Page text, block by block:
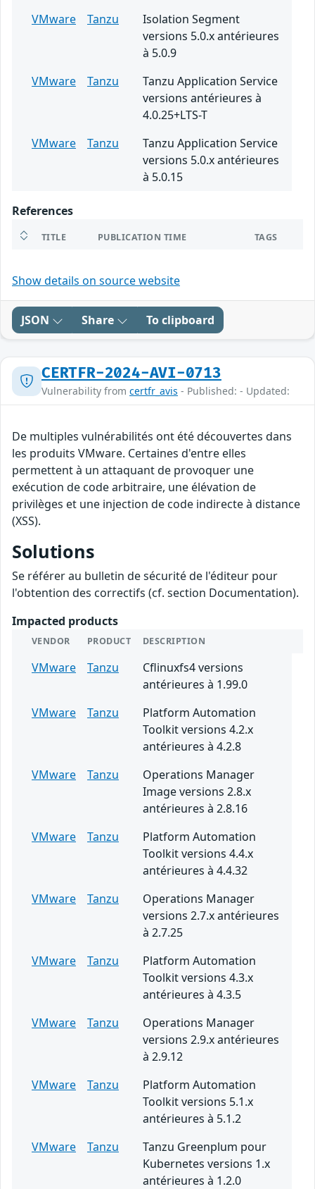
VMware
Tanzu
Isolation Segment
versions 5.0.x antérieures
à 5.0.9
VMware
Tanzu
Tanzu Application Service
versions antérieures à
4.0.25+LTS-T
VMware
Tanzu
Tanzu Application Service
versions 5.0.x antérieures
à 5.0.15
References
TITLE PUBLICATION TIME TAGS
Show details on source website
JSON Share To clipboard
CERTFR-2024-AVI-0713
Vulnerability from certfr_avis - Published: - Updated:
De multiples vulnérabilités ont été découvertes dans
les produits VMware. Certaines d'entre elles
permettent à un attaquant de provoquer une
exécution de code arbitraire, une élévation de
privilèges et une injection de code indirecte à distance
(XSS).
Solutions
Se référer au bulletin de sécurité de l'éditeur pour
l'obtention des correctifs (cf. section Documentation).
Impacted products
VENDOR PRODUCT DESCRIPTION
VMware Tanzu
Cflinuxfs4 versions
antérieures à 1.99.0
VMware
Tanzu
Platform Automation
Toolkit versions 4.2.x
antérieures à 4.2.8
VMware
Tanzu
Operations Manager
Image versions 2.8.x
antérieures à 2.8.16
VMware
Tanzu
Platform Automation
Toolkit versions 4.4.x
antérieures à 4.4.32
VMware
Tanzu
Operations Manager
versions 2.7.x antérieures
à 2.7.25
VMware
Tanzu
Platform Automation
Toolkit versions 4.3.x
antérieures à 4.3.5
VMware
Tanzu
Operations Manager
versions 2.9.x antérieures
à 2.9.12
VMware
Tanzu
Platform Automation
Toolkit versions 5.1.x
antérieures à 5.1.2
VMware
Tanzu
Tanzu Greenplum pour
Kubernetes versions 1.x
antérieures à 1.2.0